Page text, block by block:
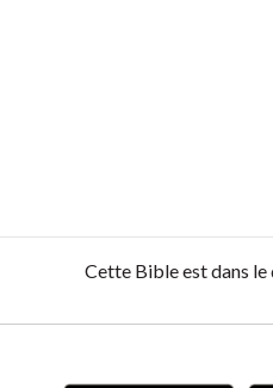
Cette Bible est dans le